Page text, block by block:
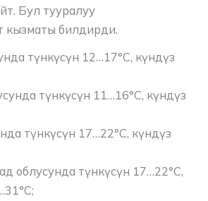
Бул тууралуу
кызматы билдирди.
түнкүсүн 12…17°C, күндүз
түнкүсүн 11…16°C, күндүз
​түнкүсүн 17…22°C, күндүз
облусунда ​түнкүсүн 17…22°C,